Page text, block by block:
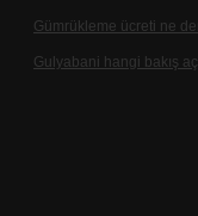
Gümrükleme ücreti ne
Gulyabani hangi bakış